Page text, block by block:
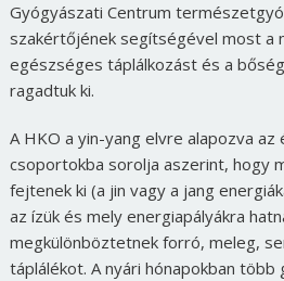
Gyógyászati Centrum
szakértőjének segítségével most a
egészséges táplálkozást és a
ragadtuk ki.
A HKO a yin-yang elvre alapozva
csoportokba sorolja aszerint, hogy
fejtenek ki (a jin vagy a jang
az ízük és mely energiapályákra
megkülönböztetnek forró, meleg,
táplálékot. A nyári hónapokban több